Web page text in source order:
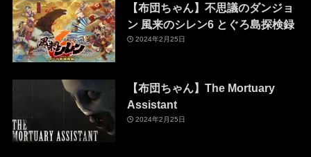
【布団ちゃん】不思議のダンジョ
ン 風来のシレン6 とぐろ島探検録
2024年2月25日
【布団ちゃん】The Mortuary
Assistant
2024年2月25日